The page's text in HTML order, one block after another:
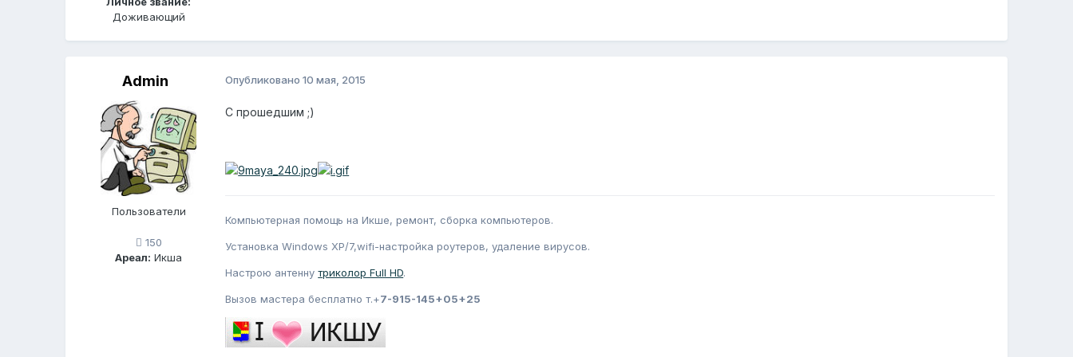
Доживающий
Admin
Пользователи
150
Ареал: Икша
Опубликовано10 мая, 2015
С прошедшим ;)
Компьютерная помощь на Икше, ремонт, сборка компьютеров.
Установка Windows XP/7,wifi-настройка роутеров, удаление вирусов.
Настрою антеннутриколор Full HD.
Вызов мастера бесплатно т.+7-915-145+05+25